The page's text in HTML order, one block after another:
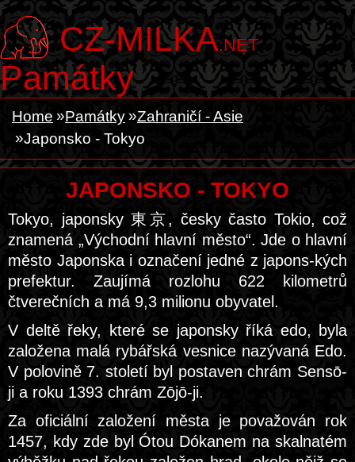
CZ-MILKA.NET
Památky
Home Památky
Zahraničí - Asie
Japonsko - Tokyo
JAPONSKO - TOKYO
Tokyo, japonsky 東京, česky často Tokio, což
znamená „Východní hlavní město“. Jde o hlavní
město Japonska i označení jedné z japons-kých
prefektur. Zaujímá rozlohu 622 kilometrů
čtverečních a má 9,3 milionu obyvatel.
V deltě řeky, které se japonsky říká edo, byla
založena malá rybářská vesnice nazývaná Edo.
V polovině 7. století byl postaven chrám Sensō-
ji a roku 1393 chrám Zōjō-ji.
Za oficiální založení města je považován rok
1457, kdy zde byl Ótou Dókanem na skalnatém